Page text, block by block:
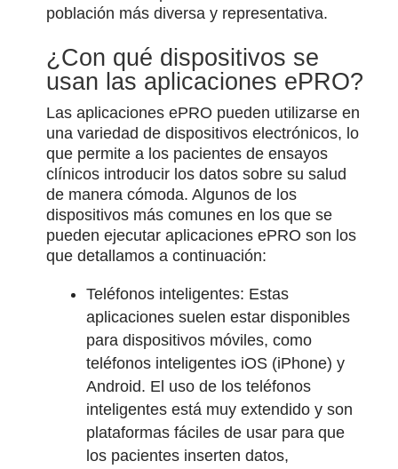
población más diversa y representativa.
¿Con qué dispositivos se
usan las aplicaciones ePRO?
Las aplicaciones ePRO pueden utilizarse en
una variedad de dispositivos electrónicos, lo
que permite a los pacientes de ensayos
clínicos introducir los datos sobre su salud
de manera cómoda. Algunos de los
dispositivos más comunes en los que se
pueden ejecutar aplicaciones ePRO son los
que detallamos a continuación:
Teléfonos inteligentes: Estas
aplicaciones suelen estar disponibles
para dispositivos móviles, como
teléfonos inteligentes iOS (iPhone) y
Android. El uso de los teléfonos
inteligentes está muy extendido y son
plataformas fáciles de usar para que
los pacientes inserten datos,